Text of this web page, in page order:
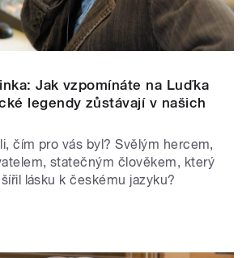
Jak vzpomínáte na Luďka
legendy zůstávají v našich
čím pro vás byl? Svělým hercem,
statečným člověkem, který
lásku k českému jazyku?